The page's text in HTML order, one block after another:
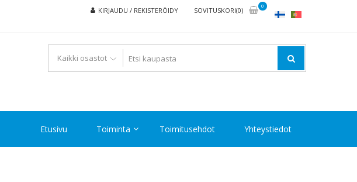
KIRJAUDU / REKISTERÖIDY SOVITUSKORI(0)
0
Etusivu Toiminta Toimitusehdot Yhteystiedot